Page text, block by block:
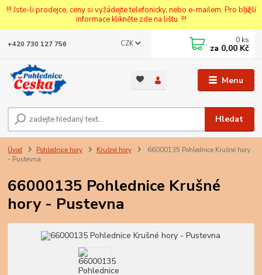
!!! Jste-li prodejce, ceny si vyžádejte telefonicky, nebo e-mailem. Pro bližší
informace klikněte zde na lištu. !!!
Menu
CZK
Hledat
+420 730 127 756 0 ks
za 0,00 Kč
Úvod Pohlednice hory Krušné hory
66000135 Pohlednice Krušné hory
- Pustevna
66000135 Pohlednice Krušné
hory - Pustevna